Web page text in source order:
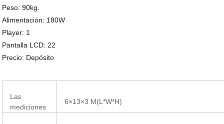
Peso: 90kg.
Alimentación: 180W
Player: 1
Pantalla LCD: 22
Precio: Depósito
Las
mediciones
6×13×3 M(L*W*H)